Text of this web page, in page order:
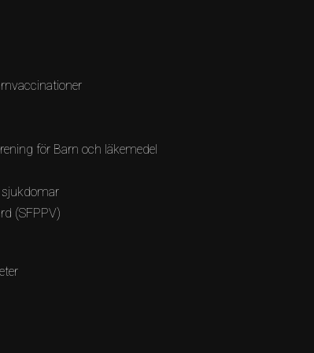
för Barn och läkemedel
(SFPPV)